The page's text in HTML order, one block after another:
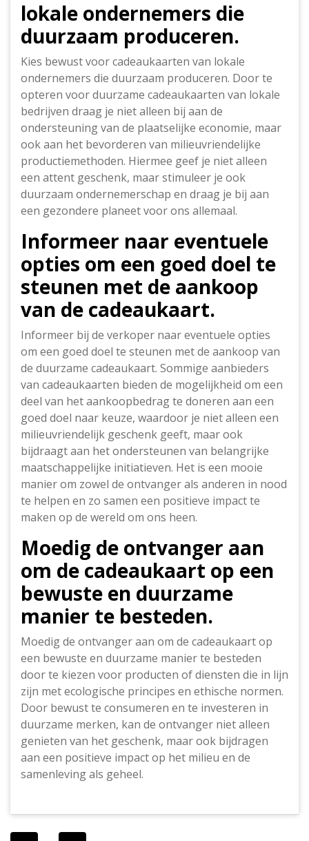
lokale ondernemers die
duurzaam produceren.
Kies bewust voor cadeaukaarten van lokale
ondernemers die duurzaam produceren. Door te
opteren voor duurzame cadeaukaarten van lokale
bedrijven draag je niet alleen bij aan de
ondersteuning van de plaatselijke economie, maar
ook aan het bevorderen van milieuvriendelijke
productiemethoden. Hiermee geef je niet alleen
een attent geschenk, maar stimuleer je ook
duurzaam ondernemerschap en draag je bij aan
een gezondere planeet voor ons allemaal.
Informeer naar eventuele
opties om een goed doel te
steunen met de aankoop
van de cadeaukaart.
Informeer bij de verkoper naar eventuele opties
om een goed doel te steunen met de aankoop van
de duurzame cadeaukaart. Sommige aanbieders
van cadeaukaarten bieden de mogelijkheid om een
deel van het aankoopbedrag te doneren aan een
goed doel naar keuze, waardoor je niet alleen een
milieuvriendelijk geschenk geeft, maar ook
bijdraagt aan het ondersteunen van belangrijke
maatschappelijke initiatieven. Het is een mooie
manier om zowel de ontvanger als anderen in nood
te helpen en zo samen een positieve impact te
maken op de wereld om ons heen.
Moedig de ontvanger aan
om de cadeaukaart op een
bewuste en duurzame
manier te besteden.
Moedig de ontvanger aan om de cadeaukaart op
een bewuste en duurzame manier te besteden
door te kiezen voor producten of diensten die in lijn
zijn met ecologische principes en ethische normen.
Door bewust te consumeren en te investeren in
duurzame merken, kan de ontvanger niet alleen
genieten van het geschenk, maar ook bijdragen
aan een positieve impact op het milieu en de
samenleving als geheel.